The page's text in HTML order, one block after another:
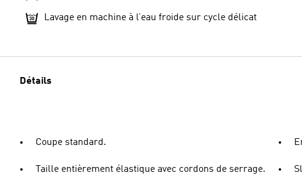
Lavage en machine à l’eau froide sur cycle délicat
Détails
Coupe standard.
Taille entièrement élastique avec cordons de serrage.